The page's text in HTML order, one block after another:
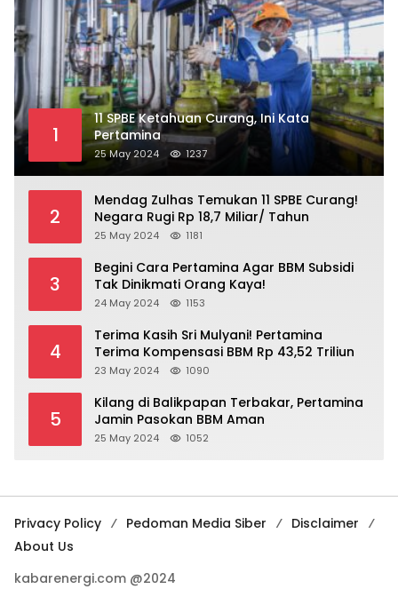
1
11 SPBE Ketahuan Curang, Ini Kata
Pertamina
25 May 2024 1237
2
Mendag Zulhas Temukan 11 SPBE Curang!
Negara Rugi Rp 18,7 Miliar/ Tahun
25 May 2024 1181
3
Begini Cara Pertamina Agar BBM Subsidi
Tak Dinikmati Orang Kaya!
24 May 2024 1153
4
Terima Kasih Sri Mulyani! Pertamina
Terima Kompensasi BBM Rp 43,52 Triliun
23 May 2024 1090
5
Kilang di Balikpapan Terbakar, Pertamina
Jamin Pasokan BBM Aman
25 May 2024 1052
Privacy Policy Pedoman Media Siber
Disclaimer
About Us
kabarenergi.com @2024